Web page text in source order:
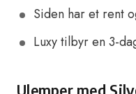
Siden har et rent
Luxy tilbyr en 3-
Ulemper med